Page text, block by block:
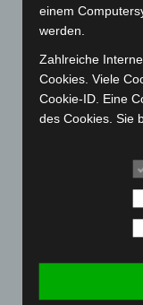
Mai 2022(177)
April 2022
März 2022(221)
Februar 2022(189)
Januar 2022(190)
einem
werden.
Zahlreiche
Cookies. Viele
Cookie-ID. Eine
des Cookies. Sie
Internetbrowser
Cookie
besuchten
Browser der
über die